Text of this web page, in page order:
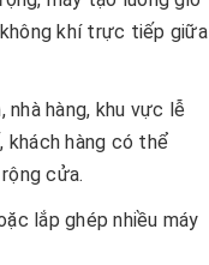
khí trực tiếp giữa
nhà hàng, khu vực lễ
khách hàng có thể
cửa.
lắp ghép nhiều máy